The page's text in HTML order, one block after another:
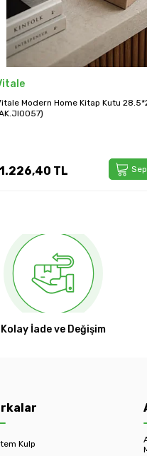
Seramik Çiçekli Kase
2.403,60 TL
Kolay İade ve Değişim
Kulp